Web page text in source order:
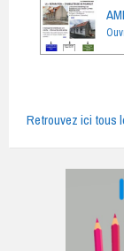
Retrouvez ici tous